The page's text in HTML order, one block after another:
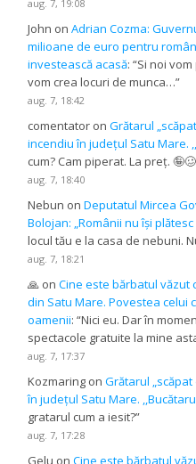
aug. 7, 19:08
John onAdrian Cozma:
milioane de euro pentru
investească acasă: “Si noi
vom crea locuri de munca…”
aug. 7, 18:42
comentator onGrătarul
incendiu în județul Satu Mare.
cum? Cam piperat. La preț.
aug. 7, 18:40
Nebun onDeputatul Mircea
Bolojan: „Românii nu își
locul tău e la casa de nebuni.
aug. 7, 18:21
🙏 onCine este bărbatul văzut
din Satu Mare. Povestea celui
oamenii: “Nici eu. Dar în
spectacole gratuite la mine
aug. 7, 17:37
Kozmaring onGrătarul
în județul Satu Mare.
gratarul cum a iesit?”
aug. 7, 17:28